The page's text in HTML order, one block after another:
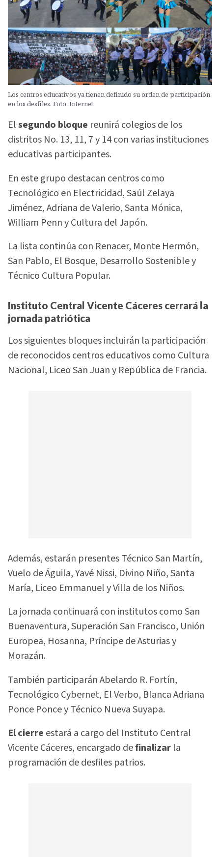
Los centros educativos ya tienen definido su orden de participación
en los desfiles. Foto: Internet
Elsegundo bloque reunirá colegios de los
distritos No. 13, 11, 7 y 14 con varias instituciones
educativas participantes.
En este grupo destacan centros como
Tecnológico en Electricidad, Saúl Zelaya
Jiménez, Adriana de Valerio, Santa Mónica,
William Penn y Cultura del Japón.
La lista continúa con Renacer, Monte Hermón,
San Pablo, El Bosque, Desarrollo Sostenible y
Técnico Cultura Popular.
Instituto Central Vicente Cáceres cerrará la
jornada patriótica
Los siguientes bloques incluirán la participación
de reconocidos centros educativos como Cultura
Nacional, Liceo San Juan y República de Francia.
Además, estarán presentes Técnico San Martín,
Vuelo de Águila, Yavé Nissi, Divino Niño, Santa
María, Liceo Emmanuel y Villa de los Niños.
La jornada continuará con institutos como San
Buenaventura, Superación San Francisco, Unión
Europea, Hosanna, Príncipe de Asturias y
Morazán.
También participarán Abelardo R. Fortín,
Tecnológico Cybernet, El Verbo, Blanca Adriana
Ponce Ponce y Técnico Nueva Suyapa.
El cierre estará a cargo del Instituto Central
Vicente Cáceres, encargado definalizar la
programación de desfiles patrios.